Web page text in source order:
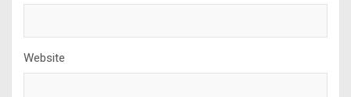
Website